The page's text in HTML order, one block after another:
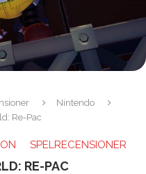
Nintendo
Re-Pac
SPELRECENSIONER
RE-PAC